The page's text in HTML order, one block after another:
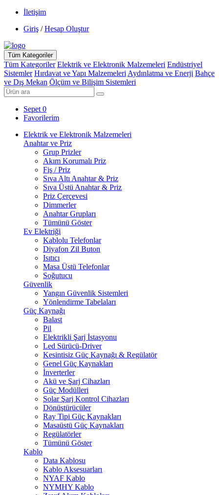
İletişim
Giriş / Hesap Oluştur
Tüm Kategoriler
Tüm Kategoriler Elektrik ve Elektronik Malzemeleri Endüstriyel
Sistemler Hırdavat ve Yapı Malzemeleri Aydınlatma ve Enerji Bahçe
ve Dış Mekan Ölçüm ve Bilişim Sistemleri
Sepet 0
Favorilerim
Elektrik ve Elektronik Malzemeleri
Anahtar ve Priz
Grup Prizler
Akım Korumalı Priz
Fiş / Priz
Sıva Altı Anahtar & Priz
Sıva Üstü Anahtar & Priz
Priz Çerçevesi
Dimmerler
Anahtar Grupları
Tümünü Göster
Ev Elektriği
Kablolu Telefonlar
Diyafon Zil Buton
Isıtıcı
Masa Üstü Telefonlar
Soğutucu
Güvenlik
Yangın Güvenlik Sistemleri
Yönlendirme Tabelaları
Güç Kaynağı
Balast
Pil
Elektrikli Şarj İstasyonu
Led Sürücü-Driver
Kesintisiz Güç Kaynağı & Regülatör
Genel Güç Kaynakları
İnverterler
Akü ve Şarj Cihazları
Güç Modülleri
Solar Şarj Kontrol Cihazları
Dönüştürücüler
Ray Tipi Güç Kaynakları
Masaüstü Güç Kaynakları
Regülatörler
Tümünü Göster
Kablo
Data Kablosu
Kablo Aksesuarları
NYAF Kablo
NYMHY Kablo